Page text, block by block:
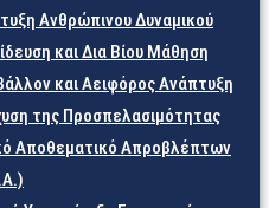
Ανθρώπινου Δυναμικού
και Δια Βίου Μάθηση
και Αειφόρος Ανάπτυξη
της Προσπελασιμότητας
Αποθεματικό Απροβλέπτων